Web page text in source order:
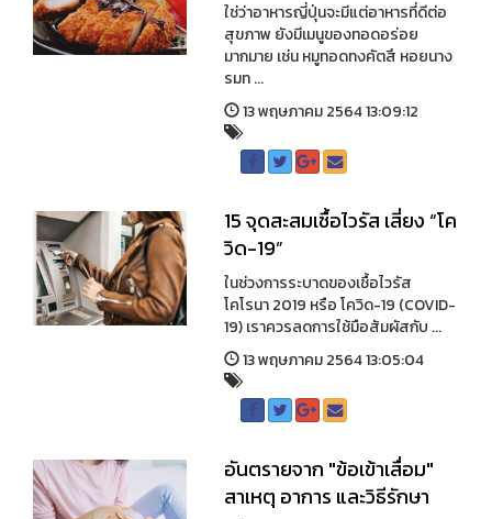
ใช่ว่าอาหารญี่ปุ่นจะมีแต่อาหารที่ดีต่อ
สุขภาพ ยังมีเมนูของทอดอร่อย
มากมาย เช่น หมูทอดทงคัตสึ หอยนาง
รมท ...
13 พฤษภาคม 2564 13:09:12
15 จุดสะสมเชื้อไวรัส เสี่ยง “โค
วิด-19”
ในช่วงการระบาดของเชื้อไวรัส
โคโรนา 2019 หรือ โควิด-19 (COVID-
19) เราควรลดการใช้มือสัมผัสกับ ...
13 พฤษภาคม 2564 13:05:04
อันตรายจาก "ข้อเข้าเสื่อม"
สาเหตุ อาการ และวิธีรักษา